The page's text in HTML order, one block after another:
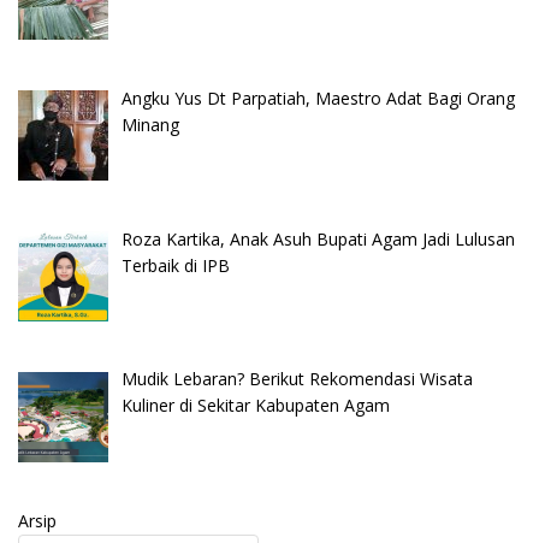
Angku Yus Dt Parpatiah, Maestro Adat Bagi Orang
Minang
Roza Kartika, Anak Asuh Bupati Agam Jadi Lulusan
Terbaik di IPB
Mudik Lebaran? Berikut Rekomendasi Wisata
Kuliner di Sekitar Kabupaten Agam
Arsip